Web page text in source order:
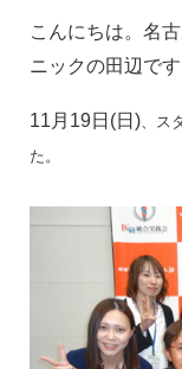
こんにちは。名
ニックの田辺です
11月19日(日) 、
た。